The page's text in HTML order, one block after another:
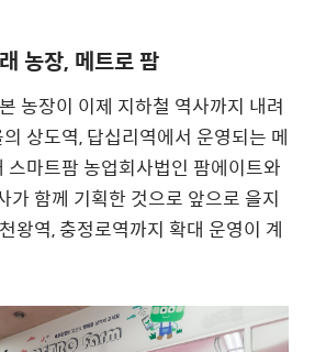
농장, 메트로 팜
농장이 이제 지하철 역사까지 내려
상도역, 답십리역에서 운영되는 메
마트팜 농업회사법인 팜에이트와
가 함께 기획한 것으로 앞으로 을지
왕역, 충정로역까지 확대 운영이 계